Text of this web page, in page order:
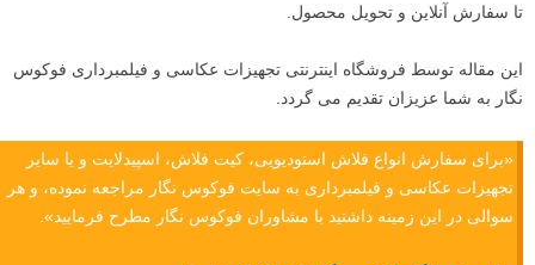
تا سفارش آنلاین و تحویل محصول.
این مقاله توسط فروشگاه اینترنتی تجهیزات عکاسی و فیلمبرداری فوکوس
نگار به شما عزیزان تقدیم می گردد.
«برای سفارش انواع فلاش استودیویی، کیت فلاش، اسپیدلایت و یا سایر
تجهیزات عکاسی و فیلمبرداری به سایت فوکوس نگار مراجعه نموده، و هر
سوالی در این زمینه داشتید با مشاوران فوکوس نگار مطرح فرمایید».